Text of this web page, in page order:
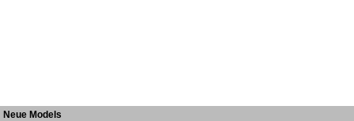
Neue Models